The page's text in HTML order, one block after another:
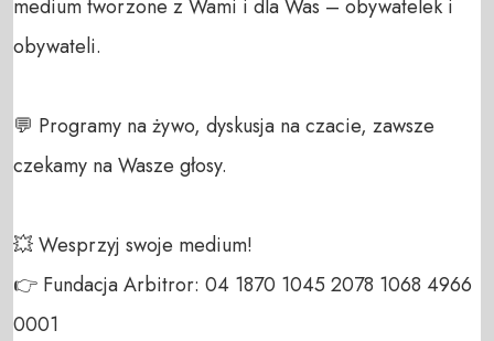
medium tworzone z Wami i dla Was – obywatelek i
obywateli.
💬 Programy na żywo, dyskusja na czacie, zawsze
czekamy na Wasze głosy.
💥 Wesprzyj swoje medium!
👉 Fundacja Arbitror: 04 1870 1045 2078 1068 4966
0001